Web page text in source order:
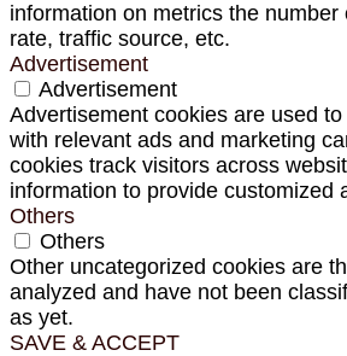
information on metrics the
rate, traffic source, etc.
Advertisement
Advertisement
Advertisement cookies are used
with relevant ads and marketing
cookies track visitors across
information to provide customized
Others
Others
Other uncategorized cookies are
analyzed and have not been
as yet.
SAVE & ACCEPT